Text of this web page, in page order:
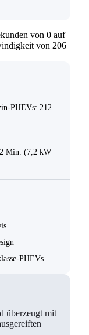
von 0 auf
von 206
PHEVs: 212
Min. (7,2 kW
PHEVs
überzeugt mit